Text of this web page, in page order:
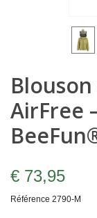
AirFree
€ 73,95
Référence 2790-M